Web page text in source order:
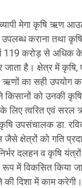
मेगा कृषि ऋण
कराना तथा कृषि
में 119 करोड़ से
जाता है। क्षेत्र में
ऋणों का सही उपयोग
किसानों को उनकी कृषि
लिए त्वरित एवं सरल
उपसंचालक डा.
क्षेत्रों को गति
दलहन व कृषि
रूप में विकसित किया
दिशा में काम